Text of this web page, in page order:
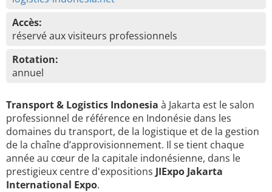
Accès:
réservé aux visiteurs professionnels
Rotation:
annuel
Transport & Logistics Indonesia à Jakarta est le salon
professionnel de référence en Indonésie dans les
domaines du transport, de la logistique et de la gestion
de la chaîne d’approvisionnement. Il se tient chaque
année au cœur de la capitale indonésienne, dans le
prestigieux centre d'expositions JIExpo Jakarta
International Expo.